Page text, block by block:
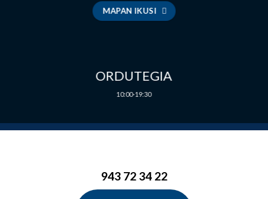
MAPAN IKUSI
ORDUTEGIA
10:00-19:30
943 72 34 22